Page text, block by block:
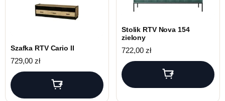
Szafka RTV Cario II
729,00 zł
Stolik RTV Nova 154
zielony
722,00 zł